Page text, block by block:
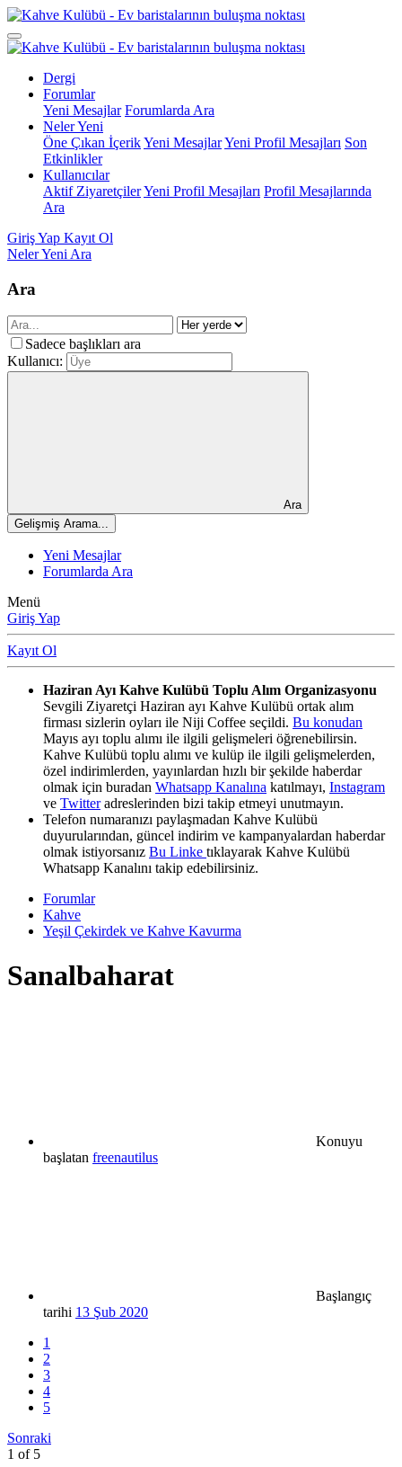
Dergi
Forumlar
Yeni Mesajlar Forumlarda Ara
Neler Yeni
Öne Çıkan İçerikYeni MesajlarYeni Profil Mesajları Son
Etkinlikler
Kullanıcılar
Aktif ZiyaretçilerYeni Profil Mesajları Profil Mesajlarında
Ara
Giriş Yap Kayıt Ol
Neler Yeni Ara
Ara
Sadece başlıkları ara
Kullanıcı:
Ara
Gelişmiş Arama...
Yeni Mesajlar
Forumlarda Ara
Menü
Giriş Yap
Kayıt Ol
Haziran Ayı Kahve Kulübü Toplu Alım Organizasyonu
Sevgili Ziyaretçi Haziran ayı Kahve Kulübü ortak alım
firması sizlerin oyları ile Niji Coffee seçildi. Bu konudan
Mayıs ayı toplu alımı ile ilgili gelişmeleri öğrenebilirsin.
Kahve Kulübü toplu alımı ve kulüp ile ilgili gelişmelerden,
özel indirimlerden, yayınlardan hızlı bir şekilde haberdar
olmak için buradan Whatsapp Kanalına katılmayı, Instagram
ve Twitteradreslerinden bizi takip etmeyi unutmayın.
Telefon numaranızı paylaşmadan Kahve Kulübü
duyurularından, güncel indirim ve kampanyalardan haberdar
olmak istiyorsanız Bu Linke tıklayarak Kahve Kulübü
Whatsapp Kanalını takip edebilirsiniz.
Forumlar
Kahve
Yeşil Çekirdek ve Kahve Kavurma
Sanalbaharat
Konuyu
başlatan freenautilus
Başlangıç
tarihi 13 Şub 2020
1
2
3
4
5
Sonraki
1 of 5